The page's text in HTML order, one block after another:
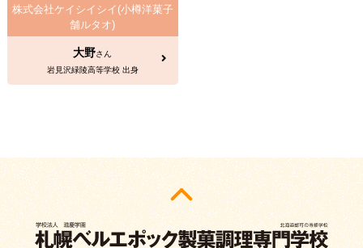
株式会社ケイシイシイ(小樽洋菓子
舗ルタオ)
大野さん
岩見沢緑陵高等学校 出身